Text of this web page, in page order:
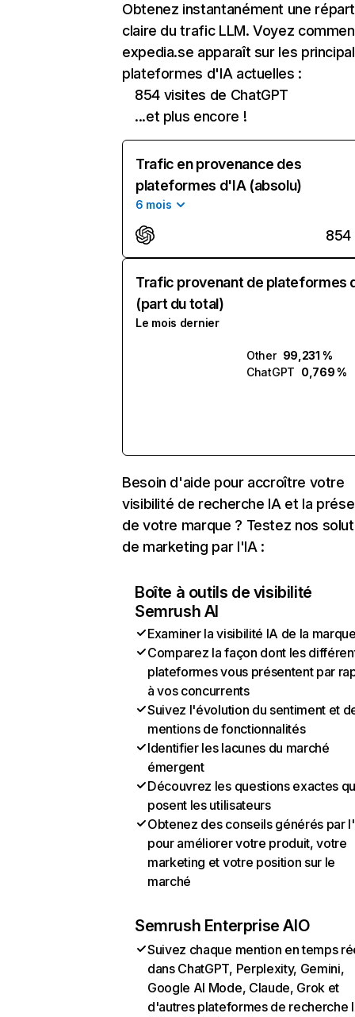
Obtenez instantanément une
claire du trafic LLM. Voyez
expedia.se apparaît sur les
plateformes d'IA actuelles :
854 visites de ChatGPT
...et plus encore !
Trafic en provenance des
plateformes d'IA (absolu)
6 mois
854
Trafic provenant de plateformes
(part du total)
Le mois dernier
Other 99,231 %
ChatGPT 0,769 %
Besoin d'aide pour accroître votre
visibilité de recherche IA et la
de votre marque ? Testez nos
de marketing par l'IA :
Boîte à outils de visibilité
Semrush AI
Examiner la visibilité IA de la
Comparez la façon dont les
plateformes vous présentent par
à vos concurrents
Suivez l'évolution du sentiment et
mentions de fonctionnalités
Identifier les lacunes du marché
émergent
Découvrez les questions exactes
posent les utilisateurs
Obtenez des conseils générés par
pour améliorer votre produit, votre
marketing et votre position sur le
marché
Semrush Enterprise AIO
Suivez chaque mention en temps
dans ChatGPT, Perplexity, Gemini,
Google AI Mode, Claude, Grok et
d'autres plateformes de recherche